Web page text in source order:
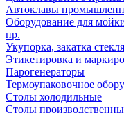
Автоклавы
Оборудование для
пр.
Укупорка, закатка
Этикетировка и
Парогенераторы
Термоупаковочное
Столы холодильные
Столы